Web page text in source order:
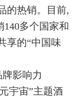
热销。目前,
多个国家和
享的“中国味
影响力
宇宙”主题酒